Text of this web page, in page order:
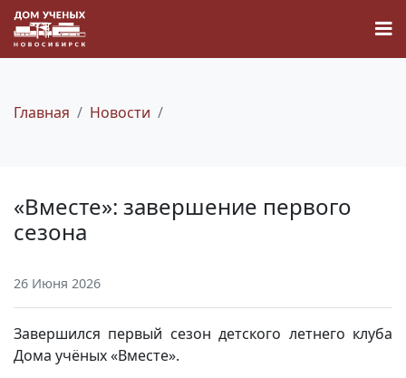
Наука
О Доме учёных
Виртуальный тур
Главная Новости
«Вместе»: завершение первого
сезона
26 Июня 2026
Завершился первый сезон детского летнего клуба
Дома учёных «Вместе».